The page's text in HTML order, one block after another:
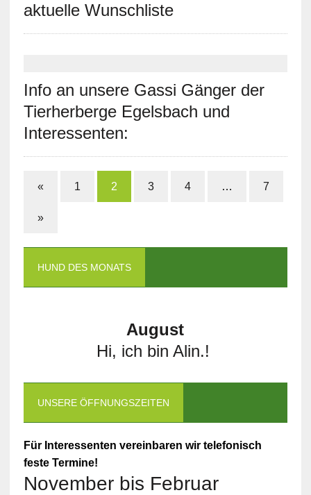
aktuelle Wunschliste
Info an unsere Gassi Gänger der
Tierherberge Egelsbach und
Interessenten:
« 1 2 3 4 … 7
»
HUND DES MONATS
August
Hi, ich bin Alin.!
UNSERE ÖFFNUNGSZEITEN
Für Interessenten vereinbaren wir telefonisch
feste Termine!
November bis Februar